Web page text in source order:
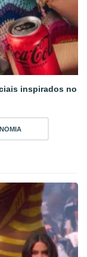
inspirados no